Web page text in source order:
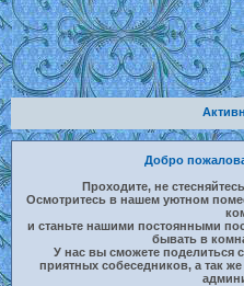
Добро
Проходите, не
Осмотритесь в нашем уютном
и станьте нашими постоянными
бывать в
У нас вы сможете поделиться
приятных собеседников, а так